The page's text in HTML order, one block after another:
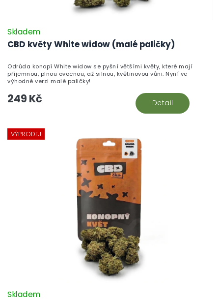
CBD květy White widow (malé paličky)
Skladem
249 Kč Detail
Odrůda konopí White widow se pyšní většími květy, které mají
příjemnou, plnou ovocnou, až silnou, květinovou vůni. Nyní ve
výhodné verzi malé paličky!
VÝPRODEJ
Skladem